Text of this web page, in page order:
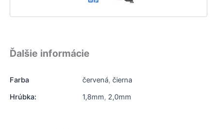
Ďalšie informácie
Farba červená, čierna
Hrúbka:
1,8mm, 2,0mm